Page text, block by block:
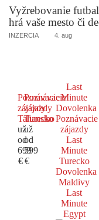
Vyžrebovanie
hrá vaše mesto či
INZERCIA 4. aug
Poznávacie
zájazdy
Taliansko
už
od
699
€
Poznávacie
zájazdy
Turecko
už
od
599
€
Last
Minute
Dovolenka
Poznávacie
zájazdy
Last
Minute
Turecko
Dovolenka
Maldivy
Last
Minute
Egypt